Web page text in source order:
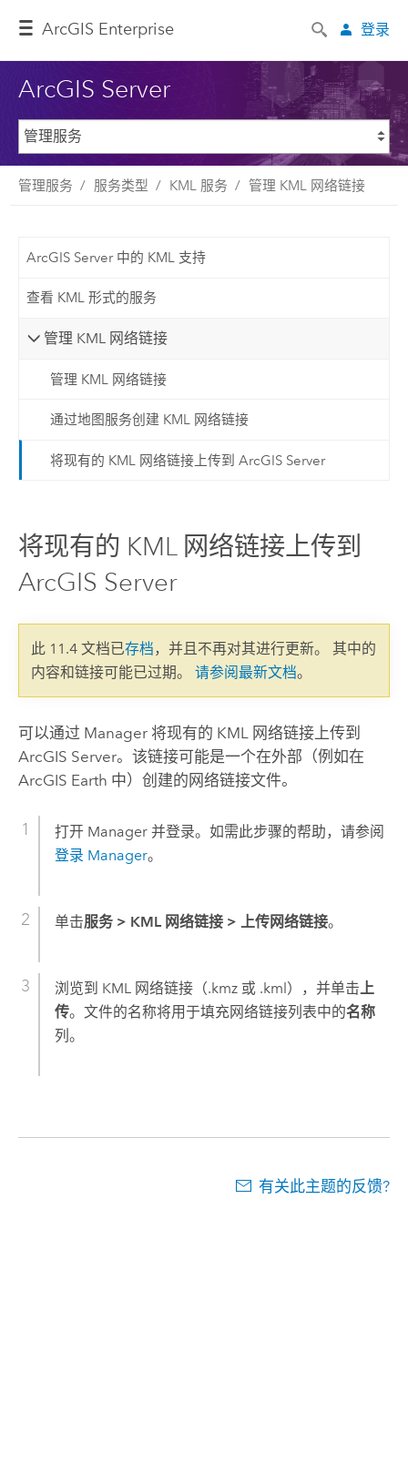
ArcGIS Enterprise 登录
ArcGIS Server
管理服务 服务类型 KML 服务 管理 KML 网络链接
ArcGIS Server 中的 KML 支持
查看 KML 形式的服务
管理 KML 网络链接
管理 KML 网络链接
通过地图服务创建 KML 网络链接
将现有的 KML 网络链接上传到 ArcGIS Server
将现有的 KML 网络链接上传到
ArcGIS Server
此 11.4 文档已存档，并且不再对其进行更新。 其中的
内容和链接可能已过期。 请参阅最新文档。
可以通过 Manager 将现有的 KML 网络链接上传到
ArcGIS Server。该链接可能是一个在外部（例如在
ArcGIS Earth 中）创建的网络链接文件。
打开 Manager 并登录。如需此步骤的帮助，请参阅
登录 Manager。
单击服务 > KML 网络链接 > 上传网络链接。
浏览到 KML 网络链接（.kmz 或 .kml），并单击上
传。文件的名称将用于填充网络链接列表中的名称
列。
有关此主题的反馈?